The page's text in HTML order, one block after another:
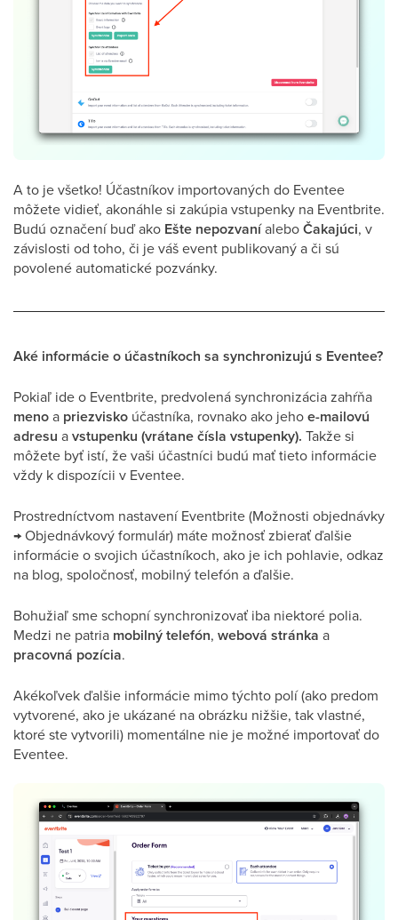
A to je všetko! Účastníkov importovaných do Eventee
môžete vidieť, akonáhle si zakúpia vstupenky na Eventbrite.
Budú označení buď ako Ešte nepozvaníaleboČakajúci, v
závislosti od toho, či je váš event publikovaný a či sú
povolené automatické pozvánky.
Aké informácie o účastníkoch sa synchronizujú s Eventee?
Pokiaľ ide o Eventbrite, predvolená synchronizácia zahŕňa
menoa priezvisko účastníka, rovnako ako jehoe-mailovú
adresu avstupenku (vrátane čísla vstupenky). Takže si
môžete byť istí, že vaši účastníci budú mať tieto informácie
vždy k dispozícii v Eventee.
Prostredníctvom nastavení Eventbrite (Možnosti objednávky
→ Objednávkový formulár) máte možnosť zbierať ďalšie
informácie o svojich účastníkoch, ako je ich pohlavie, odkaz
na blog, spoločnosť, mobilný telefón a ďalšie.
Bohužiaľ sme schopní synchronizovať iba niektoré polia.
Medzi ne patria mobilný telefón, webová stránka a
pracovná pozícia.
Akékoľvek ďalšie informácie mimo týchto polí (ako predom
vytvorené, ako je ukázané na obrázku nižšie, tak vlastné,
ktoré ste vytvorili) momentálne nie je možné importovať do
Eventee.